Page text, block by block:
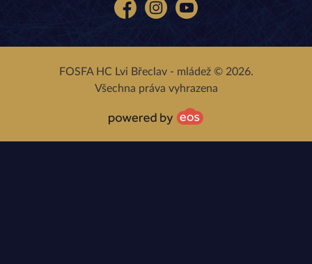
FacebookInstagramYouTube
FOSFA HC Lvi Břeclav - mládež © 2026.
Všechna práva vyhrazena